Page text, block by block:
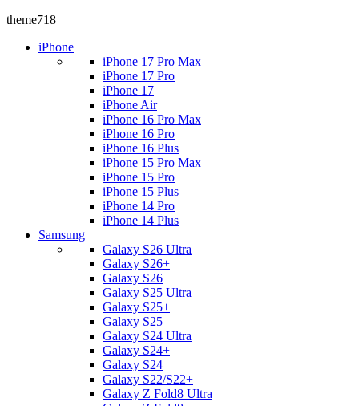
theme718
iPhone
iPhone 17 Pro Max
iPhone 17 Pro
iPhone 17
iPhone Air
iPhone 16 Pro Max
iPhone 16 Pro
iPhone 16 Plus
iPhone 15 Pro Max
iPhone 15 Pro
iPhone 15 Plus
iPhone 14 Pro
iPhone 14 Plus
Samsung
Galaxy S26 Ultra
Galaxy S26+
Galaxy S26
Galaxy S25 Ultra
Galaxy S25+
Galaxy S25
Galaxy S24 Ultra
Galaxy S24+
Galaxy S24
Galaxy S22/S22+
Galaxy Z Fold8 Ultra